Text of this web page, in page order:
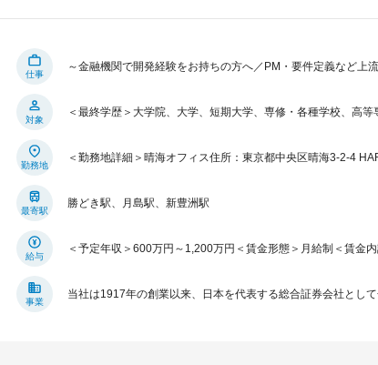
仕事
～金融機関で開発経験をお持ちの方へ／PM・要件定義など上
対象
＜最終学歴＞大学院、大学、短期大学、専修・各種学校、高
勤務地
＜勤務地詳細＞晴海オフィス住所：東京都中央区晴海3-2-4
最寄駅
勝どき駅、月島駅、新豊洲駅
給与
＜予定年収＞600万円～1,200万円＜賃金形態＞月給制＜賃金
事業
当社は1917年の創業以来、日本を代表する総合証券会社とし